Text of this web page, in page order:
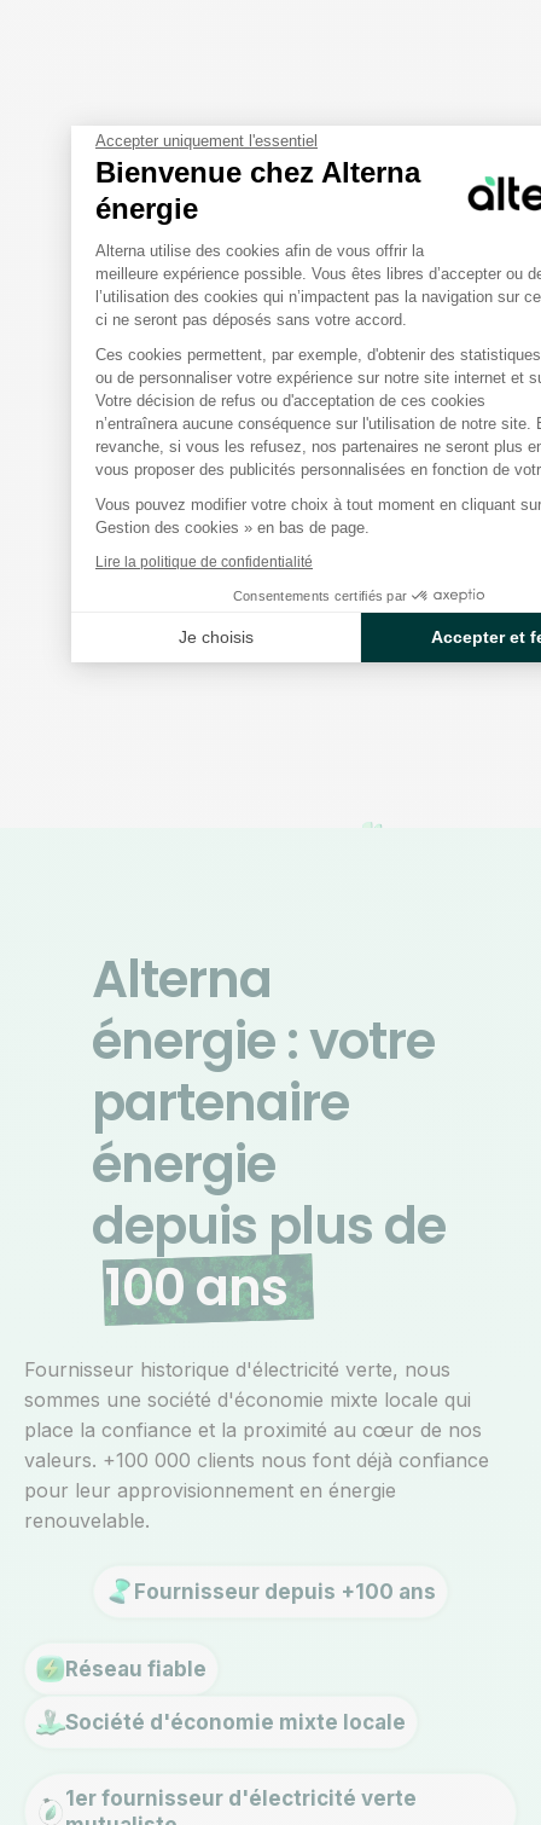
Alterna
énergie : votre
partenaire
énergie
depuis plus de
100 ans
Fournisseur historique d'électricité verte, nous
sommes une société d'économie mixte locale qui
place la confiance et la proximité au cœur de nos
valeurs. +100 000 clients nous font déjà confiance
pour leur approvisionnement en énergie
renouvelable.
Fournisseur depuis +100 ans
Réseau fiable
Société d'économie mixte locale
1er fournisseur d'électricité verte
Accepter uniquement l'essentiel
Bienvenue chez Alterna
énergie
Plateforme de Gestion du
Alterna utilise des cookies afin de vous offrir la
meilleure expérience possible. Vous êtes libres d’accepter ou
l’utilisation des cookies qui n’impactent pas la navigation sur
ci ne seront pas déposés sans votre accord.
Ces cookies permettent, par exemple, d'obtenir des
ou de personnaliser votre expérience sur notre site internet et
Votre décision de refus ou d'acceptation de ces cookies
n’entraînera aucune conséquence sur l'utilisation de notre site.
revanche, si vous les refusez, nos partenaires ne seront plus
vous proposer des publicités personnalisées en fonction de
Vous pouvez modifier votre choix à tout moment en cliquant
Gestion des cookies » en bas de page.
Lire la politique de confidentialité
Consentements certifiés par
Je choisis Accepter et
Axeptio consent